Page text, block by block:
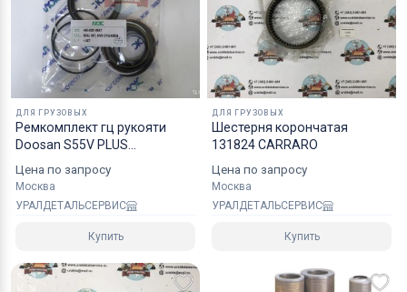
надежным уровнем защиты.
Специалисты компании готовы взять на себя все
мероприятия по оформлению документов и
перевозке вашего заказа в любой регион РФ, в
страны СНГ, Азии и ЕС.
ДЛЯ ГРУЗОВЫХ
Ремкомплект гц рукояти
Doosan S55V PLUS
NOK
Цена по запросу
Москва
УРАЛДЕТАЛЬСЕРВИС
Купить
ДЛЯ ГРУЗОВЫХ
Шестерня корончатая
131824 CARRARO
Цена по запросу
Москва
УРАЛДЕТАЛЬСЕРВИС
Купить